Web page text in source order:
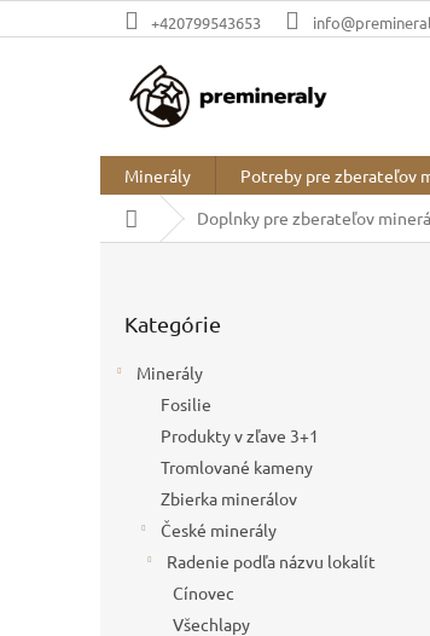
na
+420799543653
Minerály Potreby pre zberateľov
DomovDoplnky pre zberateľov
kategórie
Kategórie
Minerály
Fosilie
Produkty v zľave 3+1
Tromlované kameny
Zbierka minerálov
České minerály
Radenie podľa názvu lokalít
Cínovec
Všechlapy